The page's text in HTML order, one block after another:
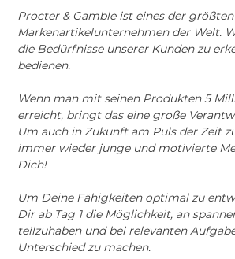
Procter & Gamble ist eines der größten
Markenartikelunternehmen der Welt.
die Bedürfnisse unserer Kunden zu
bedienen.
Wenn man mit seinen Produkten 5
erreicht, bringt das eine große
Um auch in Zukunft am Puls der Zeit
immer wieder junge und motivierte
Dich!
Um Deine Fähigkeiten optimal zu
Dir ab Tag 1 die Möglichkeit, an
teilzuhaben und bei relevanten
Unterschied zu machen.